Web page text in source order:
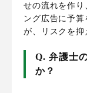
せの流れを作り
ング広告に予
が、リスクを抑
Q. 弁護士
か？